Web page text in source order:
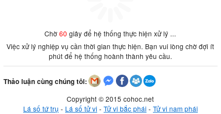
Chờ60 giây để hệ thống thực hiện xử lý ...
Việc xử lý nghiệp vụ cần thời gian thực hiện. Bạn vui lòng chờ đợi ít
phút để hệ thống hoành thành yêu cầu.
Thảo luận cùng chúng tôi:
Copyright © 2015 cohoc.net
Lá số tứ trụ - Lá số tử vi- Tử vi bắc phái- Tử vi nam phái